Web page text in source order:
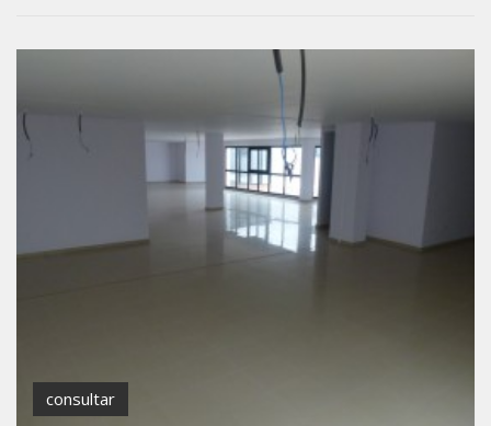
consultar